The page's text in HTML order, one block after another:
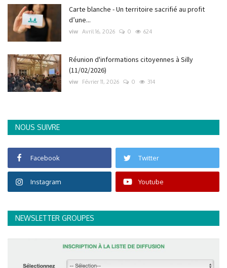
Carte blanche - Un territoire sacrifié au profit
d’une...
viw Avril 16, 2026 0 624
Réunion d'informations citoyennes à Silly
(11/02/2026)
viw Février 11, 2026 0 314
NOUS SUIVRE
Facebook Twitter
Instagram Youtube
NEWSLETTER GROUPES